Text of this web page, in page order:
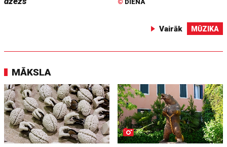
© DIENA
Vairāk MŪZIKA
MĀKSLA